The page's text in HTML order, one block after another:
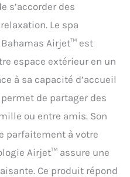
s’accorder des
Le spa
Airjet™ est
espace extérieur en un
à sa capacité d’accueil
de partager des
ou entre amis. Son
parfaitement à votre
Airjet™ assure une
Ce produit répond